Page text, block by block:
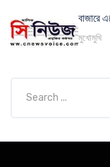
বাজারে
মুখোমুখি